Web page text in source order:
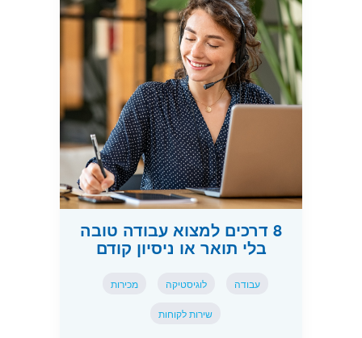
8 דרכים למצוא עבודה טובה
בלי תואר או ניסיון קודם
עבודה לוגיסטיקה מכירות
שירות לקוחות